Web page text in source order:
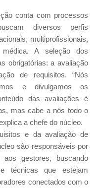
conta com processos
diversos perfis
multiprofissionais,
A seleção dos
obrigatórias: a avaliação
de requisitos. “Nós
e divulgamos os
das avaliações é
mas cabe a nós todo o
a chefe do núcleo.
e da avaliação de
são responsáveis por
aos gestores, buscando
e técnicas que estejam
conectados com o